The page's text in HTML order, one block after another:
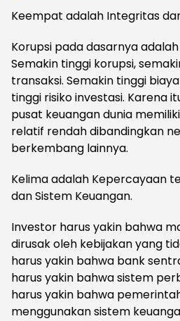
Keempat adalah Integritas
Korupsi pada dasarnya
Semakin tinggi korupsi,
transaksi. Semakin tinggi
tinggi risiko investasi. Karena
pusat keuangan dunia
relatif rendah dibandingkan
berkembang lainnya.
Kelima adalah Kepercayaan
dan Sistem Keuangan.
Investor harus yakin bahwa
dirusak oleh kebijakan yang
harus yakin bahwa bank
harus yakin bahwa sistem
harus yakin bahwa
menggunakan sistem